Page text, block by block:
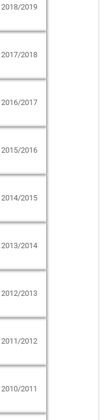
2018/2019
2017/2018
2016/2017
2015/2016
2014/2015
2013/2014
2012/2013
2011/2012
2010/2011